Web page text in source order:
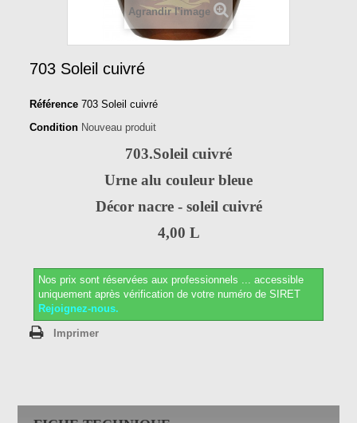
Agrandir l'image
703 Soleil cuivré
Référence 703 Soleil cuivré
Condition Nouveau produit
703.Soleil cuivré
Urne alu couleur bleue
Décor nacre - soleil cuivré
4,00 L
Nos prix sont réservées aux professionnels ... accessible
uniquement après vérification de votre numéro de SIRET
Rejoignez-nous.
Imprimer